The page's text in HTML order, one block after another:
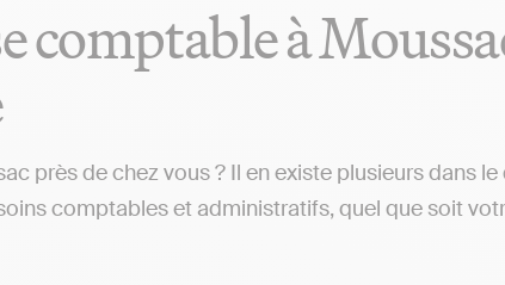
comptable à
près de chez vous ? Il en existe plusieurs dans
comptables et administratifs, quel que soit